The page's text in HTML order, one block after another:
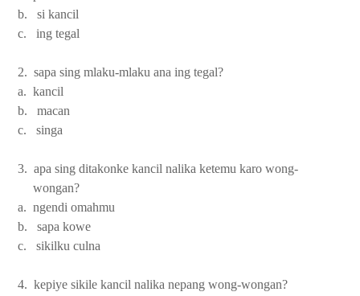
b. si kancil
c. ing tegal
2. sapa sing mlaku-mlaku ana ing tegal?
a. kancil
b. macan
c. singa
3. apa sing ditakonke kancil nalika ketemu karo wong-
wongan?
a. ngendi omahmu
b. sapa kowe
c. sikilku culna
4. kepiye sikile kancil nalika nepang wong-wongan?